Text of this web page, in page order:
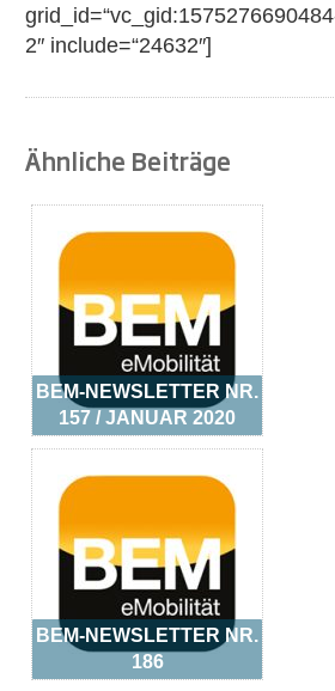
2″ include=“24632″]
Ähnliche Beiträge
BEM-NEWSLETTER NR.
157 / JANUAR 2020
BEM-NEWSLETTER NR.
186